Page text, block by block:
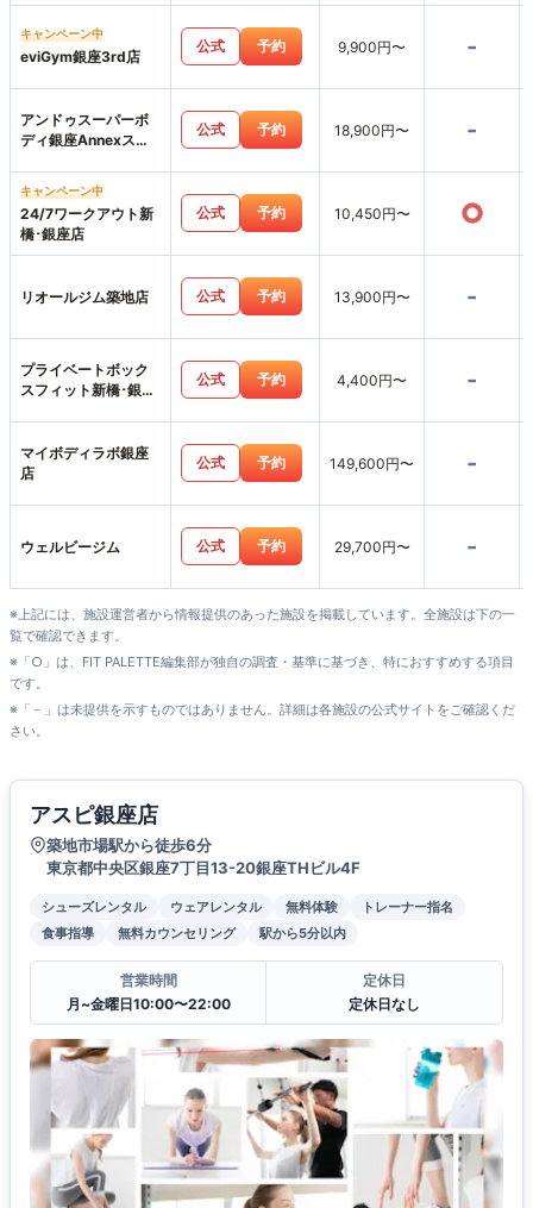
キャンペーン中
eviGym銀座3rd店
公式 予約 9,900円〜 -
アンドゥスーパーボ
ディ銀座Annexスタ
公式 予約 18,900円〜 -
キャンペーン中
24/7ワークアウト新
橋･銀座店
公式 予約 10,450円〜 ○
リオールジム築地店 公式 予約 13,900円〜 -
プライベートボック
スフィット新橋･銀座
公式 予約 4,400円〜 -
マイボディラボ銀座
店
公式 予約 149,600円〜 -
ウェルビージム 公式 予約 29,700円〜 -
※上記には、施設運営者から情報提供のあった施設を掲載しています。全施設は下の一
覧で確認できます。
※「○」は、FIT PALETTE編集部が独自の調査・基準に基づき、特におすすめする項目
です。
※「－」は未提供を示すものではありません。詳細は各施設の公式サイトをご確認くだ
さい。
アスピ銀座店
築地市場駅から徒歩6分
東京都中央区銀座7丁目13-20銀座THビル4F
シューズレンタル ウェアレンタル 無料体験
トレーナー指名
食事指導
無料カウンセリング 駅から5分以内
営業時間
月~金曜日10:00〜22:00
定休日
定休日なし